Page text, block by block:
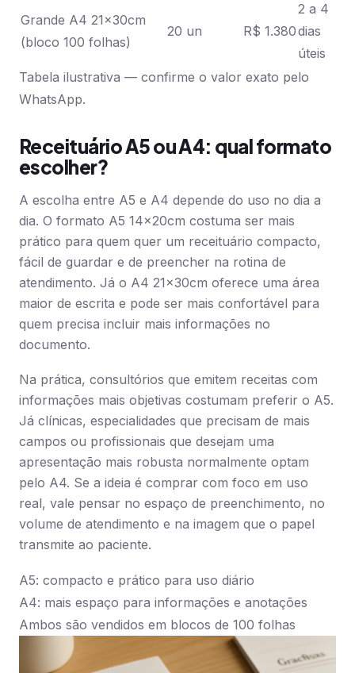
Grande A4 21x30cm
(bloco 100 folhas)
20 un R$ 1.380
2 a 4
dias
úteis
Tabela ilustrativa — confirme o valor exato pelo
WhatsApp.
Receituário A5 ou A4: qual formato
escolher?
A escolha entre A5 e A4 depende do uso no dia a
dia. O formato A5 14x20cm costuma ser mais
prático para quem quer um receituário compacto,
fácil de guardar e de preencher na rotina de
atendimento. Já o A4 21x30cm oferece uma área
maior de escrita e pode ser mais confortável para
quem precisa incluir mais informações no
documento.
Na prática, consultórios que emitem receitas com
informações mais objetivas costumam preferir o A5.
Já clínicas, especialidades que precisam de mais
campos ou profissionais que desejam uma
apresentação mais robusta normalmente optam
pelo A4. Se a ideia é comprar com foco em uso
real, vale pensar no espaço de preenchimento, no
volume de atendimento e na imagem que o papel
transmite ao paciente.
A5: compacto e prático para uso diário
A4: mais espaço para informações e anotações
Ambos são vendidos em blocos de 100 folhas